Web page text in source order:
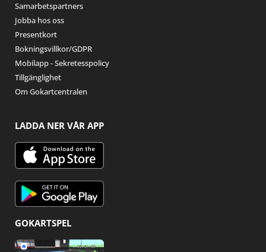
Samarbetspartners
Jobba hos oss
Presentkort
Bokningsvillkor/GDPR
Mobilapp - Sekretesspolicy
Tillgänglighet
Om Gokartcentralen
LADDA NER VÅR APP
GOKARTSPEL